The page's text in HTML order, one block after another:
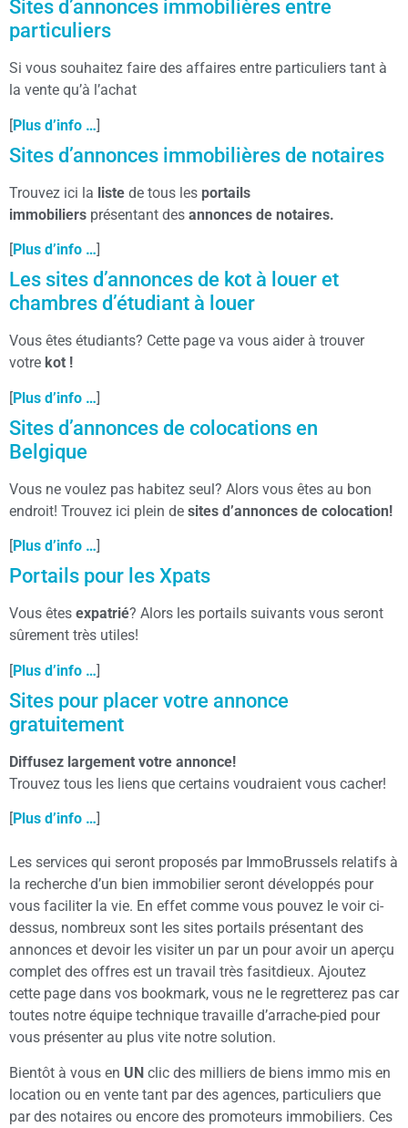
Sites d’annonces immobilières entre
particuliers
Si vous souhaitez faire des affaires entre particuliers tant à
la vente qu’à l’achat
[Plus d’info …]
Sites d’annonces immobilières de notaires
Trouvez ici la liste de tous les portails
immobiliers présentant des annonces de notaires.
[Plus d’info …]
Les sites d’annonces de kot à louer et
chambres d’étudiant à louer
Vous êtes étudiants? Cette page va vous aider à trouver
votre kot !
[Plus d’info …]
Sites d’annonces de colocations en
Belgique
Vous ne voulez pas habitez seul? Alors vous êtes au bon
endroit! Trouvez ici plein de sites d’annonces de colocation!
[Plus d’info …]
Portails pour les Xpats
Vous êtes expatrié? Alors les portails suivants vous seront
sûrement très utiles!
[Plus d’info …]
Sites pour placer votre annonce
gratuitement
Diffusez largement votre annonce!
Trouvez tous les liens que certains voudraient vous cacher!
[Plus d’info …]
Les services qui seront proposés par ImmoBrussels relatifs à
la recherche d’un bien immobilier seront développés pour
vous faciliter la vie. En effet comme vous pouvez le voir ci-
dessus, nombreux sont les sites portails présentant des
annonces et devoir les visiter un par un pour avoir un aperçu
complet des offres est un travail très fasitdieux. Ajoutez
cette page dans vos bookmark, vous ne le regretterez pas car
toutes notre équipe technique travaille d’arrache-pied pour
vous présenter au plus vite notre solution.
Bientôt à vous en UN clic des milliers de biens immo mis en
location ou en vente tant par des agences, particuliers que
par des notaires ou encore des promoteurs immobiliers. Ces